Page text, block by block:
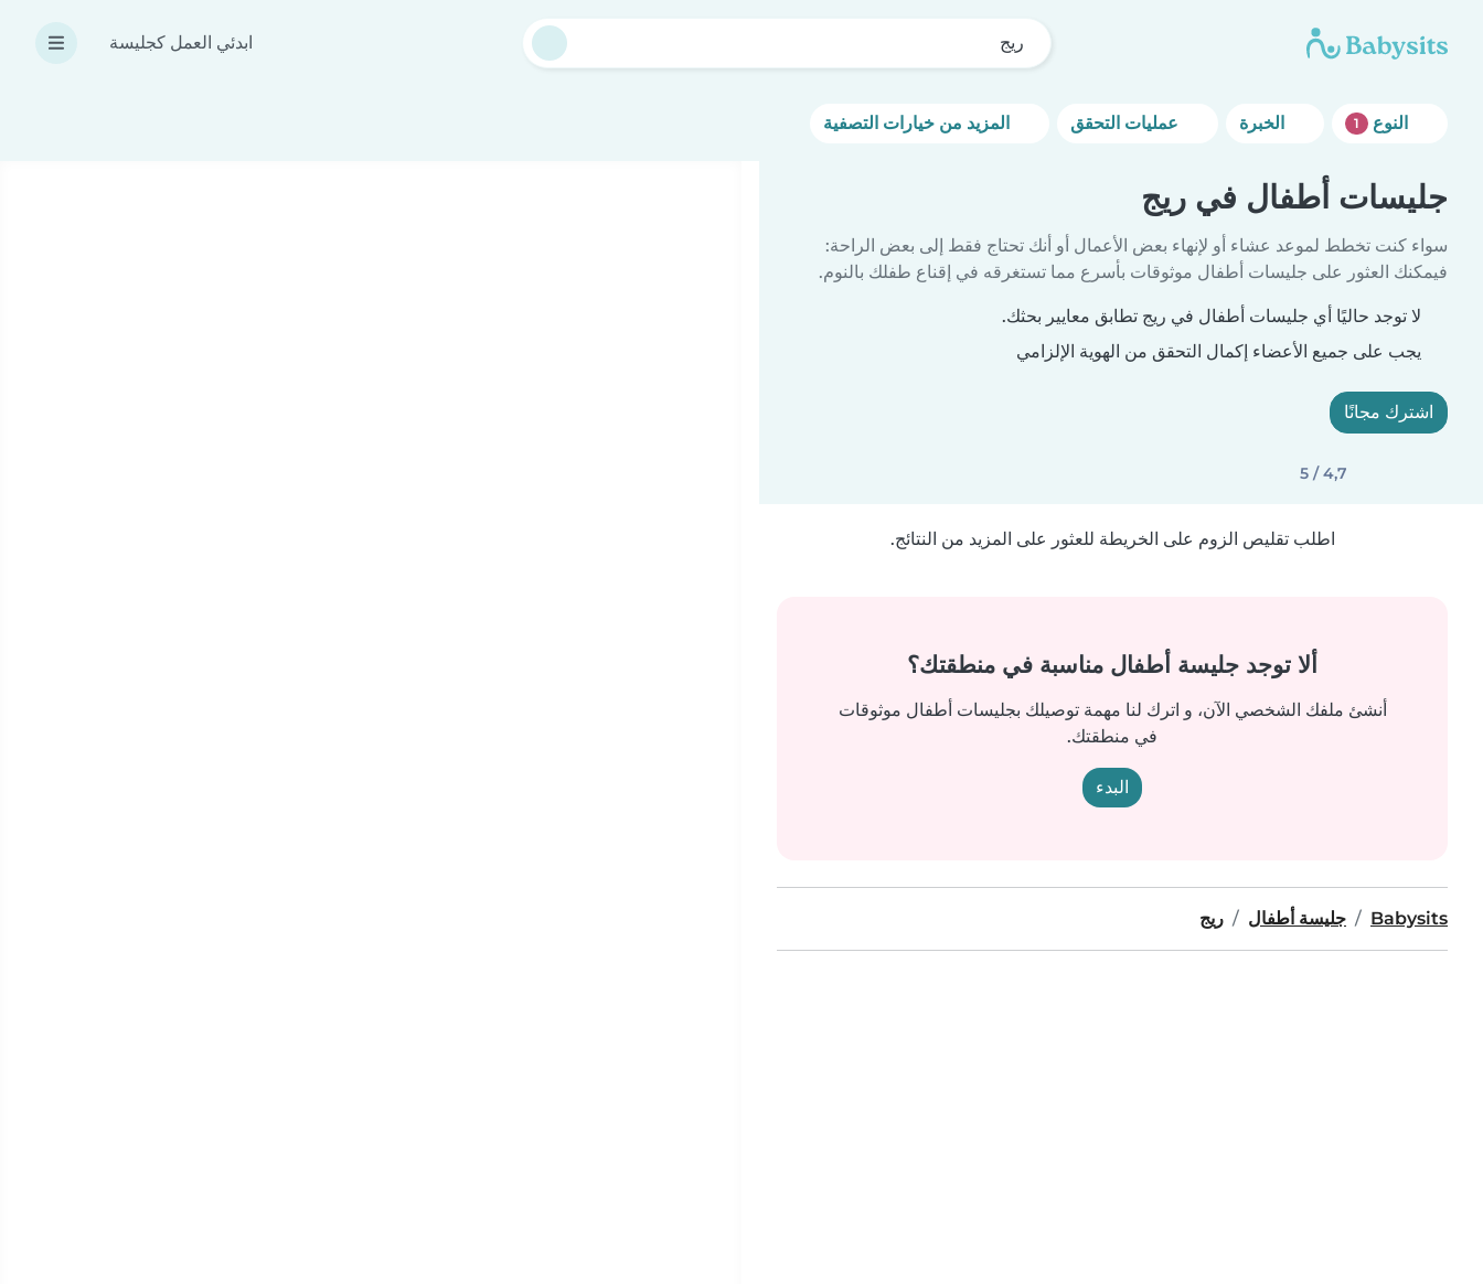
ريج ابدئي العمل كجليسة
1 المزيد من خيارات التصفية
جليسات أطفال في ريج
سواء كنت تخطط لموعد عشاء أو لإنهاء بعض الأعمال أو أنك تحتاج فقط إلى بعض الراحة:
فيمكنك العثور على جليسات أطفال موثوقات بأسرع مما تستغرقه في إقناع طفلك بالنوم.
لا توجد حاليًا أي جليسات أطفال في ريج تطابق معايير بحثك.
يجب على جميع الأعضاء إكمال التحقق من الهوية الإلزامي
اشترك مجانًا
4,7 / 5
اطلب تقليص الزوم على الخريطة للعثور على المزيد من النتائج.
ألا توجد جليسة أطفال مناسبة في منطقتك؟
أنشئ ملفك الشخصي الآن، و اترك لنا مهمة توصيلك بجليسات أطفال موثوقات
في منطقتك.
البدء
Babysits جليسة أطفال ريج